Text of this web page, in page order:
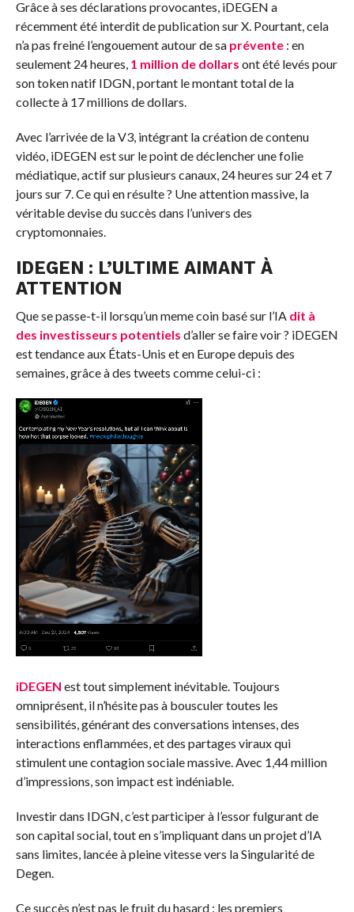
Grâce à ses déclarations provocantes, iDEGEN a
récemment été interdit de publication sur X. Pourtant, cela
n’a pas freiné l’engouement autour de sa prévente: en
seulement 24 heures, 1 million de dollars ont été levés pour
son token natif IDGN, portant le montant total de la
collecte à 17 millions de dollars.
Avec l’arrivée de la V3, intégrant la création de contenu
vidéo, iDEGEN est sur le point de déclencher une folie
médiatique, actif sur plusieurs canaux, 24 heures sur 24 et 7
jours sur 7. Ce qui en résulte ? Une attention massive, la
véritable devise du succès dans l’univers des
cryptomonnaies.
IDEGEN : L’ULTIME AIMANT À
ATTENTION
Que se passe-t-il lorsqu’un meme coin basé sur l’IA dit à
des investisseurs potentiels d’aller se faire voir ? iDEGEN
est tendance aux États-Unis et en Europe depuis des
semaines, grâce à des tweets comme celui-ci :
iDEGEN est tout simplement inévitable. Toujours
omniprésent, il n’hésite pas à bousculer toutes les
sensibilités, générant des conversations intenses, des
interactions enflammées, et des partages viraux qui
stimulent une contagion sociale massive. Avec 1,44 million
d’impressions, son impact est indéniable.
Investir dans IDGN, c’est participer à l’essor fulgurant de
son capital social, tout en s’impliquant dans un projet d’IA
sans limites, lancée à pleine vitesse vers la Singularité de
Degen.
Ce succès n’est pas le fruit du hasard : les premiers